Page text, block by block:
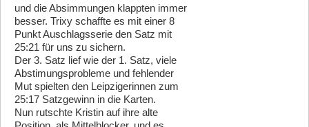
und die Absimmungen klappten immer
besser. Trixy schaffte es mit einer 8
Punkt Auschlagsserie den Satz mit
25:21 für uns zu sichern.
Der 3. Satz lief wie der 1. Satz, viele
Abstimungsprobleme und fehlender
Mut spielten den Leipzigerinnen zum
25:17 Satzgewinn in die Karten.
Nun rutschte Kristin auf ihre alte